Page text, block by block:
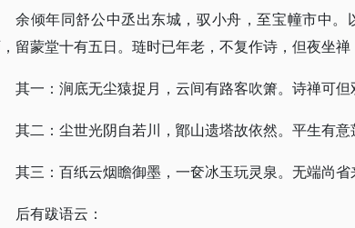
余倾年同舒公中丞出东城，驭小舟，至宝幢市中
留蒙堂十有五日。琏时已年老，不复作诗，但夜坐禅
其一：涧底无尘猿捉月，云间有路客吹箫。诗禅可但
其二：尘世光阴自若川，鄮山遗塔故依然。平生有意
其三：百纸云烟瞻御墨，一奁冰玉玩灵泉。无端尚省
后有跋语云：